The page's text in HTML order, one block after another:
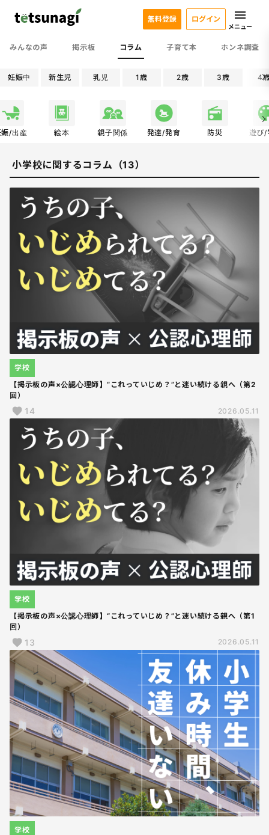
みんなの声 掲示板 コラム 子育て本 ホンネ調査
無料登録 ログイン
メニュー
妊娠中 新生児 乳児 1歳 2歳 3歳 4
娠/出産 絵本 親子関係 発達/発育 防災 遊び/
小学校に関するコラム（13）
【掲示板の声×公認心理師】“これっていじめ？”と迷い続ける親へ（第2
回）
学校
14 2026.05.11
【掲示板の声×公認心理師】“これっていじめ？”と迷い続ける親へ（第1
回）
学校
13 2026.05.11
学校